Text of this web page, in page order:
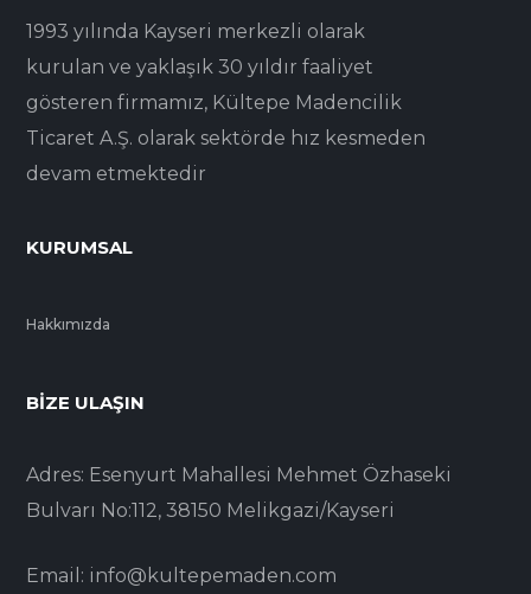
1993 yılında Kayseri merkezli olarak
kurulan ve yaklaşık 30 yıldır faaliyet
gösteren firmamız, Kültepe Madencilik
Ticaret A.Ş. olarak sektörde hız kesmeden
devam etmektedir
KURUMSAL
Hakkımızda
BIZE ULAŞIN
Adres: Esenyurt Mahallesi Mehmet Özhaseki
Bulvarı No:112, 38150 Melikgazi/Kayseri
Email: info@kultepemaden.com